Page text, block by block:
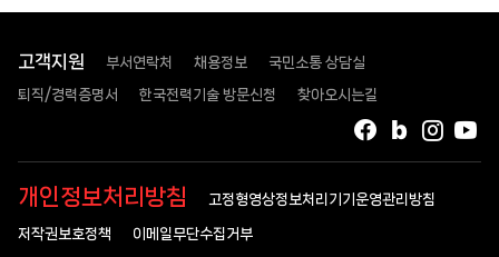
고객지원 부서연락처 채용정보 국민소통 상담실
퇴직/경력증명서 한국전력기술 방문신청 찾아오시는길
인스
블로그
페이스북
개인정보처리방침 고정형영상정보처리기기운영관리방침
저작권보호정책 이메일무단수집거부